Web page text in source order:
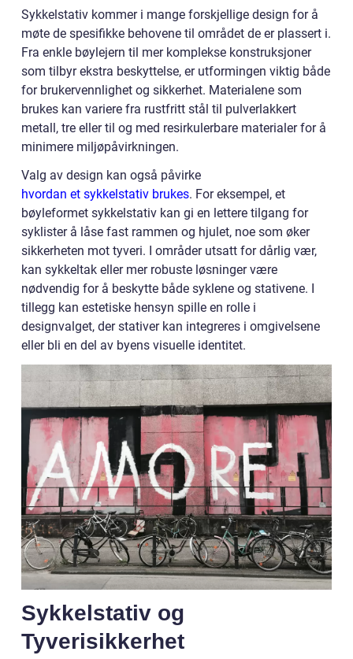
Sykkelstativ kommer i mange forskjellige design for å
møte de spesifikke behovene til området de er plassert i.
Fra enkle bøylejern til mer komplekse konstruksjoner
som tilbyr ekstra beskyttelse, er utformingen viktig både
for brukervennlighet og sikkerhet. Materialene som
brukes kan variere fra rustfritt stål til pulverlakkert
metall, tre eller til og med resirkulerbare materialer for å
minimere miljøpåvirkningen.
Valg av design kan også påvirke
hvordan et sykkelstativ brukes. For eksempel, et
bøyleformet sykkelstativ kan gi en lettere tilgang for
syklister å låse fast rammen og hjulet, noe som øker
sikkerheten mot tyveri. I områder utsatt for dårlig vær,
kan sykkeltak eller mer robuste løsninger være
nødvendig for å beskytte både syklene og stativene. I
tillegg kan estetiske hensyn spille en rolle i
designvalget, der stativer kan integreres i omgivelsene
eller bli en del av byens visuelle identitet.
Sykkelstativ og
Tyverisikkerhet